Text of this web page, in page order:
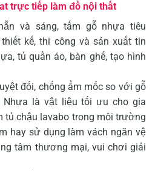
trực tiếp làm đồ nội thất
và sáng, tấm gỗ nhựa tiêu
kế, thi công và sản xuất tin
tủ quần áo, bàn ghế, tạo hình
đối, chống ẩm mốc so với gỗ
Nhựa là vật liệu tối ưu cho gia
tủ chậu lavabo trong môi trường
hay sử dụng làm vách ngăn vệ
tâm thương mại, vui chơi giải